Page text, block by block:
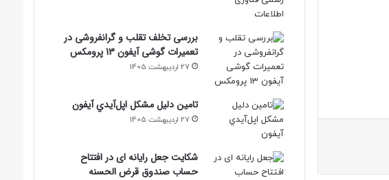
بررسی تخلف تقلب و گرانفروشی در
تعمیرات گوشی آیفون 13 پرومکس
27 اردیبهشت 1405
تامين دليل مشکل اپل‌آيدي آيفون
27 اردیبهشت 1405
شکایت جعل رایانه ای در افتتاح
حساب صندوق قرض الحسنه